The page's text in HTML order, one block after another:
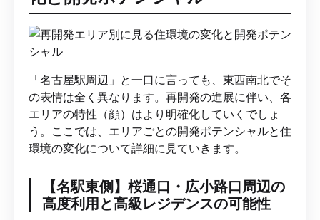
「名古屋駅周辺」と一口に言っても、東西南北でそ
の表情は全く異なります。再開発の進展に伴い、各
エリアの特性（顔）はより明確化していくでしょ
う。ここでは、エリアごとの開発ポテンシャルと住
環境の変化について詳細に見ていきます。
【名駅東側】桜通口・広小路口周辺の
高度利用と高級レジデンスの可能性